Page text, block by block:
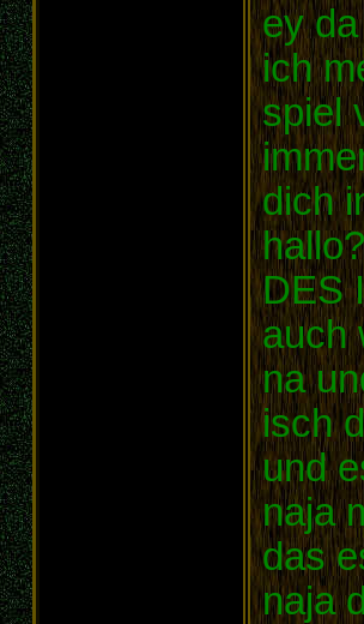
ey
ich
spiel
dich
hallo?
DES
auch
na
isch
und
naja
das
naja